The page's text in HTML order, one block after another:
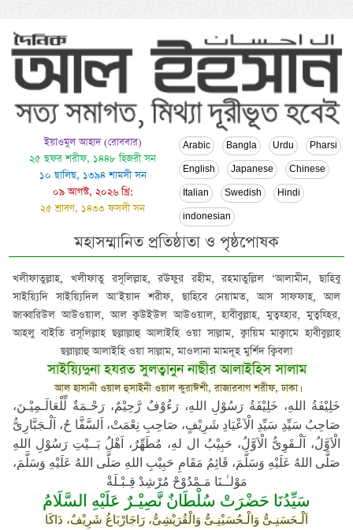
ইয়াওমুল আহাদ (রোববার)
২৫ ছফর শরীফ, ১৪৪৮ হিজরী সন
১০ ছালিছ, ১৩৯৪ শামসী সন
০৯ আগস্ট, ২০২৬ খ্রি:
২৫ শ্রাবণ, ১৪৩৩ ফসলী সন
Arabic Bangla Urdu Pharsi
English Japanese Chinese
Italian Swedish Hindi
indonesian
মহাসম্মানিত প্রতিষ্ঠাতা ও পৃষ্ঠপোষক
খলীফাতুল্লাহ, খলীফাতু রসূলিল্লাহ, রঊফুর রহীম, রহমাতুল্লিল ‘আলামীন, ছাহিবু
সাইয়্যিদি সাইয়্যিদিল আ’ইয়াদ শরীফ, ছাহিবে নেয়ামত, আস সাফফাহ, আল
জাব্বারিউল আউওয়াল, আল ক্বউইউল আউওয়াল, হাবীবুল্লাহ, মুত্বহ্হার, মুত্বহ্হির,
আহলু বাইতি রসূলিল্লাহ ছল্লাল্লাহু আলাইহি ওয়া সাল্লাম, ক্বায়িম মাক্বামে হাবীবুল্লাহ
ছল্লাল্লাহু আলাইহি ওয়া সাল্লাম, মাওলানা মামদূহ মুর্শিদ ক্বিবলা
সাইয়্যিদুনা হযরত সুলত্বানুন নাছীর আলাইহিস সালাম
আল হাসানী ওয়াল হুসাইনী ওয়াল কুরাঈশী, রাজারবাগ শরীফ, ঢাকা।
خَلِيْفَةُ اللهِ، خَلِيْفَةُ رَسُوْلِ اللهِ، رَءُوْفٌ رَّحِيْمٌ، رَحْـمَةٌ لِّلْعَالَـمِيْـنَ،
صَاحِبُ سَيِّدِ سَيِّدِ الْاَعْيَادِ شَرِيْفٍ، صَاحِبِ نِعْمَتْ، اَلسَّفَّا حُ، اَلْـجَبَّارِىُّ
الْاَوَّلُ، اَلْـقَوِىُّ الْاَوَّلُ، حَبِيْبُ ال لهِ، مُطَهِّرٌ، اَهْلُ بَــيْتِ رَسُوْلِ اللهِ
صَلَّى اللهُ عَلَيْهِ وَسَلَّمَ، قَائِمُ مَقَامِ حَبِيْبِ اللهِ صَلَّى اللهُ عَلَيْهِ وَسَلَّمَ،
مَوْلـٰـنَا مَـمْدُوْحْ مُرْشِدْ قِـبْـلَةْ
سَيِّدُنَا حَضْرَتْ سُلْطَانٌ نَّصِيْـرٌ عَلَيْهِ السَّلَامُ
اَلْـحَسَنِـىُّ وَالْـحُسَيْنِـىُّ وَالْقُرَيْشِىُّ، رَاجَارْبَاغُ شَرِيْفٌ، دَاكَا